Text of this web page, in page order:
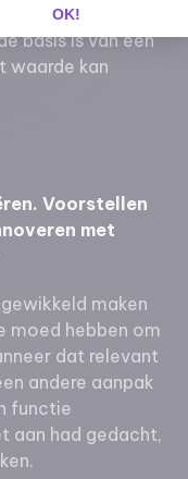
OK!
uw opties
instellingen naar
geloven dat een
basis is van een
waarde kan
Voorstellen
met
maken
moed hebben om
dat relevant
andere aanpak
functie
aan had gedacht,